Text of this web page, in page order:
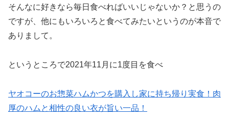
そんなに好きなら毎日食べればいいじゃないか？と思うの
ですが、他にもいろいろと食べてみたいというのが本音で
ありまして。
というところで2021年11月に1度目を食べ
ヤオコーのお惣菜ハムかつを購入し家に持ち帰り実食！肉
厚のハムと相性の良い衣が旨い一品！